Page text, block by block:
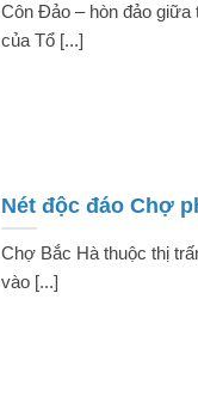
Côn Đảo – hòn đảo
của Tổ [...]
Nét độc đáo Chợ
Chợ Bắc Hà thuộc thị
vào [...]